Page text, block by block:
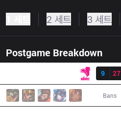
2 세트 3 세트
Postgame Breakdown
9
27
Bans